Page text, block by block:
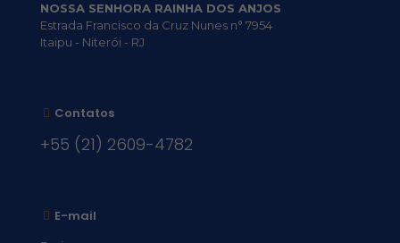
NOSSA SENHORA RAINHA DOS ANJOS
Estrada Francisco da Cruz Nunes n° 7954
Itaipu - Niterói - RJ
Contatos
+55 (21) 2609-4782
E-mail